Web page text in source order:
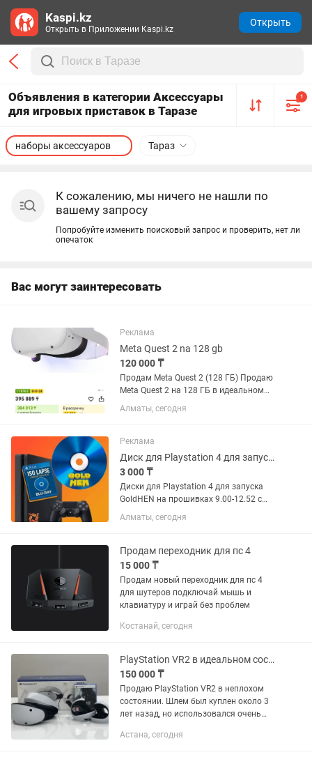
Объявления в категории Аксессуары
для игровых приставок в Таразе
1
Тараз
наборы аксессуаров
К сожалению, мы ничего не нашли по
вашему запросу
Попробуйте изменить поисковый запрос и проверить, нет ли
опечаток
Вас могут заинтересовать
Реклама
Meta Quest 2 na 128 gb
120 000 ₸
Продам Meta Quest 2 (128 ГБ) Продаю
Meta Quest 2 на 128 ГБ в идеальном
состоянии. Использовался всего 1,5
месяца, работает без каких-либо
шлем Meta Quest 2 (128...
Алматы, сегодня
Реклама
Диск для Playstation 4 для запуска GoldHEN (эксплойт BD-JB) поддержка 12.52
3 000 ₸
Диски для Playstation 4 для запуска
GoldHEN на прошивках 9.00-12.52 с
помощью BD-диска (эксплойт BD-JB).
После установки, вы сможете
абсолютно бесплатно. Для...
Алматы, сегодня
Продам переходник для пс 4
15 000 ₸
Продам новый переходник для пс 4
для шутеров подключай мышь и
клавиатуру и играй без проблем
Костанай, сегодня
PlayStation VR2 в идеальном состоянии Resident Evil Village
150 000 ₸
Продаю PlayStation VR2 в неплохом
состоянии. Шлем был куплен около 3
лет назад, но использовался очень
хранился в коробке, поэтому состояние
Астана, сегодня
Kaspi.kz
Открыть в Приложении Kaspi.kz
Открыть